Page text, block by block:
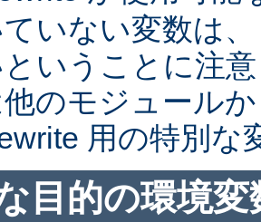
いない変数は
いうことに注
のモジュール
用の特別な
目的の環境変